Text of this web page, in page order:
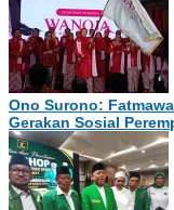
Ono Surono:
Gerakan Sosial